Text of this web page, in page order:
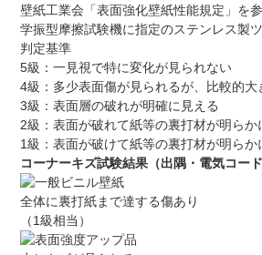
壁紙工業会「表面強化壁紙性能規定」を
学振型摩擦試験機に指定のステンレス製
判定基準
5級：一見視で特に変化が見られない
4級：多少表面傷が見られるが、比較的
3級：表面層の破れが明確に見える
2級：表面が破れて紙等の裏打材が明らか
1級：表面が破けて紙等の裏打材が明らか
コーナーキズ試験結果（出隅・電気コー
全体に裏打紙まで達する傷あり
（1級相当）